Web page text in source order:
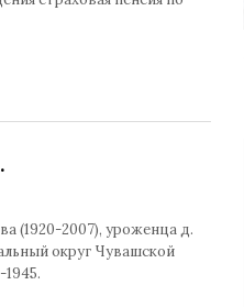
(1920-2007), уроженца д.
округ Чувашской